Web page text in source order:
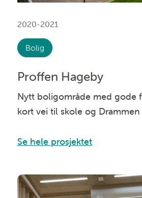
2020-2021
Bolig
Proffen Hageby
Nytt boligområde med gode
kort vei til skole og
Se hele prosjektet